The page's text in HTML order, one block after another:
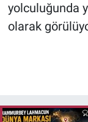
yolculuğunda
olarak